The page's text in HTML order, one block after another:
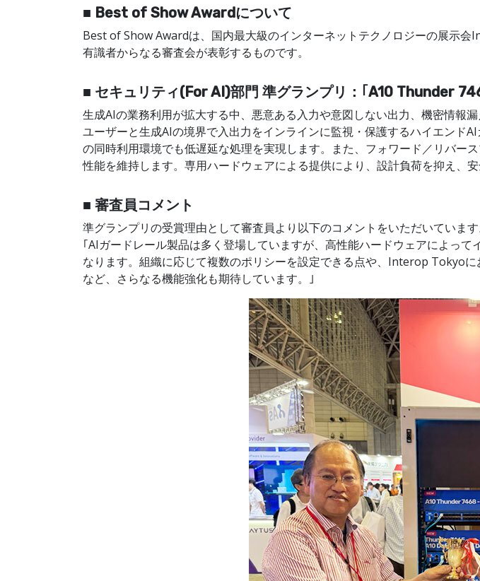
■ Best of Show Awardについて
Best of Show Awardは、国内最大級のインターネットテクノロジーの展示
有識者からなる審査会が表彰するものです。
■ セキュリティ(For AI)部門 準グランプリ：｢A10 Thunder
生成AIの業務利用が拡大する中、悪意ある入力や意図しない出力、機密情報
ユーザーと生成AIの境界で入出力をインラインに監視・保護するハイエンド
の同時利用環境でも低遅延な処理を実現します。また、フォワード／リバー
性能を維持します。専用ハードウェアによる提供により、設計負荷を抑え、安
■ 審査員コメント
準グランプリの受賞理由として審査員より以下のコメントをいただいています
｢AIガードレール製品は多く登場していますが、高性能ハードウェアによっ
なります。組織に応じて複数のポリシーを設定できる点や、Interop Tokyo
など、さらなる機能強化も期待しています。｣